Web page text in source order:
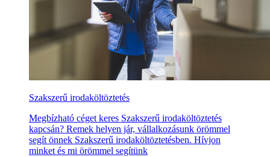
Szakszerű irodaköltöztetés
Megbízható céget keres Szakszerű irodaköltöztetés
kapcsán? Remek helyen jár, vállalkozásunk örömmel
segít önnek Szakszerű irodaköltöztetésben. Hívjon
minket és mi örömmel segítünk